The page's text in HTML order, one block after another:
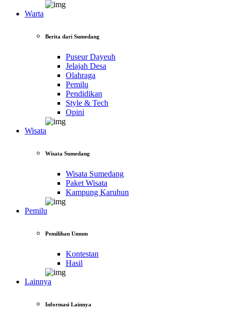
Warta
Berita dari Sumedang
Puseur Dayeuh
Jelajah Desa
Olahraga
Pemilu
Pendidikan
Style & Tech
Opini
Wisata
Wisata Sumedang
Wisata Sumedang
Paket Wisata
Kampung Karuhun
Pemilu
Pemilihan Umum
Kontestan
Hasil
Lainnya
Informasi Lainnya